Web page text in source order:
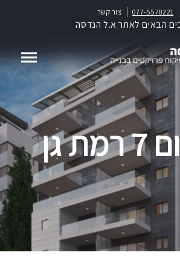
צור קשר 077-5570221
הבאים לאתר א.ל הנדסה
גן